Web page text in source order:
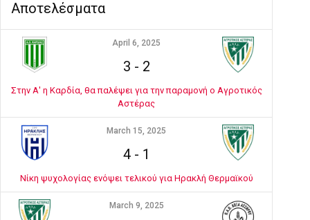
Αποτελέσματα
April 6, 2025
3 - 2
Στην Α' η Καρδία, θα παλέψει για την παραμονή ο Αγροτικός
Αστέρας
March 15, 2025
4- 1
Νίκη ψυχολογίας ενόψει τελικού για Ηρακλή Θερμαϊκού
March 9, 2025